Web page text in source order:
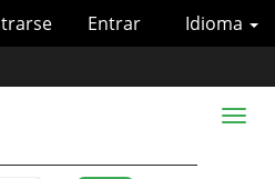
Idioma
Entrar
Toggle